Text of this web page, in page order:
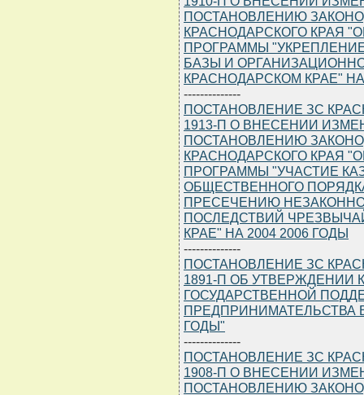
ПОСТАНОВЛЕНИЮ
КРАСНОДАРСКОГО КРАЯ
ПРОГРАММЫ
БАЗЫ И
КРАСНОДАРСКОМ КРАЕ" НА
--------------
ПОСТАНОВЛЕНИЕ ЗС
1913-П О ВНЕСЕНИИ
ПОСТАНОВЛЕНИЮ
КРАСНОДАРСКОГО КРАЯ
ПРОГРАММЫ "УЧАСТИЕ
ОБЩЕСТВЕННОГО
ПРЕСЕЧЕНИЮ
ПОСЛЕДСТВИЙ
КРАЕ" НА 2004 2006 ГОДЫ
--------------
ПОСТАНОВЛЕНИЕ ЗС
1891-П ОБ
ГОСУДАРСТВЕННОЙ
ПРЕДПРИНИМАТЕЛЬСТВА
ГОДЫ"
--------------
ПОСТАНОВЛЕНИЕ ЗС
1908-П О ВНЕСЕНИИ
ПОСТАНОВЛЕНИЮ